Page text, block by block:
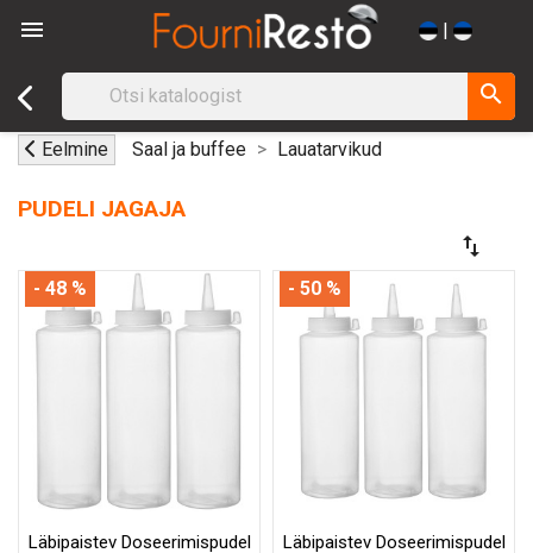
 |
search
Eelmine Saal ja buffee Lauatarvikud
PUDELI JAGAJA
swap_vert
Läbipaistev Doseerimispudel
- 48 %
Läbipaistev Doseerimispudel
- 50 %